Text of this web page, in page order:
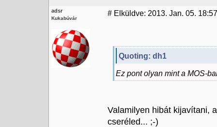
adsr
Kukabúvár
# Elküldve: 2013. Jan. 05. 18:57
Quoting: dh1
Ez pont olyan mint a MOS-
Valamilyen hibát kijavítani,
cseréled... ;-)